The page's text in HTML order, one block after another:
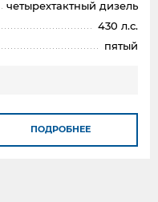
четырехтактный дизель
430 л.с.
пятый
ПОДРОБНЕЕ